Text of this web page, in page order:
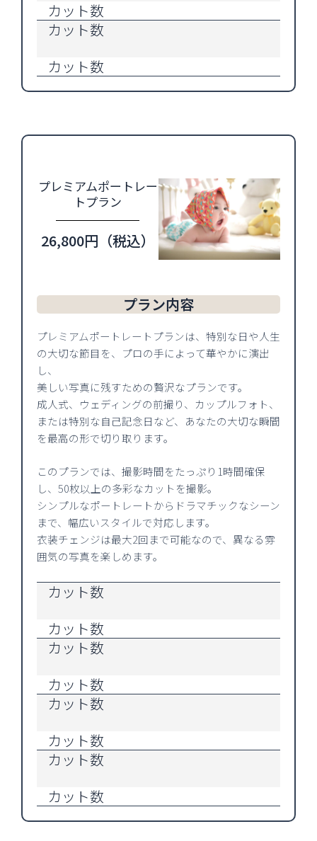
カット数
カット数
カット数
プレミアムポートレー
トプラン
26,800円（税込）
プラン内容
プレミアムポートレートプランは、特別な日や人生
の大切な節目を、プロの手によって華やかに演出
し、
美しい写真に残すための贅沢なプランです。
成人式、ウェディングの前撮り、カップルフォト、
または特別な自己記念日など、あなたの大切な瞬間
を最高の形で切り取ります。
このプランでは、撮影時間をたっぷり1時間確保
し、50枚以上の多彩なカットを撮影。
シンプルなポートレートからドラマチックなシーン
まで、幅広いスタイルで対応します。
衣装チェンジは最大2回まで可能なので、異なる雰
囲気の写真を楽しめます。
カット数
カット数
カット数
カット数
カット数
カット数
カット数
カット数